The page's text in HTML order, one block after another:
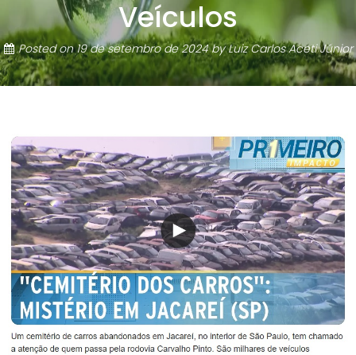
Veículos
Posted on19 de setembro de 2024byLuiz Carlos Aceti Júnior